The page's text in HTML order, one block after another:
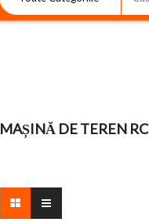
MAȘINĂ DE TEREN RC